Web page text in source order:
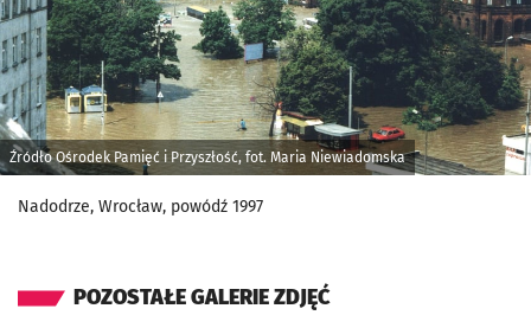
Źródło Ośrodek Pamięć i Przyszłość, fot. Maria Niewiadomska
Nadodrze, Wrocław, powódź 1997
POZOSTAŁE GALERIE ZDJĘĆ